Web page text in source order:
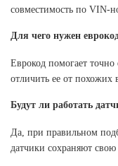
совместимость по VIN-
Для чего нужен
Еврокод помогает
отличить ее от похожих
Будут ли работать
Да, при правильном
датчики сохраняют